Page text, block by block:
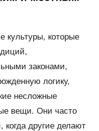
культуры, которые
законами,
логику,
несложные
вещи. Они часто
когда другие делают